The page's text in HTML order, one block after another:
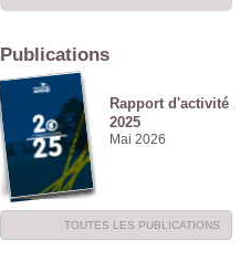
Publications
Rapport d'activité
2025
Mai 2026
TOUTES LES PUBLICATIONS